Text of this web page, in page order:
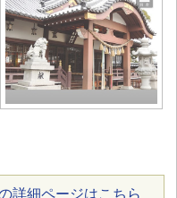
詳細ページはこちら